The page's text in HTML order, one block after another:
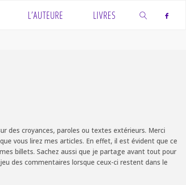
L’AUTEURE LIVRES
des croyances, paroles ou textes extérieurs. Merci
vous lirez mes articles. En effet, il est évident que ce
billets. Sachez aussi que je partage avant tout pour
des commentaires lorsque ceux-ci restent dans le